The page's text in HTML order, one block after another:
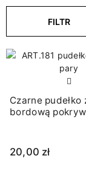
FILTR
Czarne pudełko
bordową
20,00 zł